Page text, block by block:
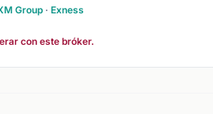
Group · Exness
con este bróker.